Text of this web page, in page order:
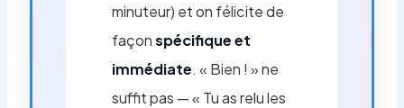
minuteur) et on félicite de
façonspécifique et
immédiate. « Bien ! » ne
suffit pas — « Tu as relu les